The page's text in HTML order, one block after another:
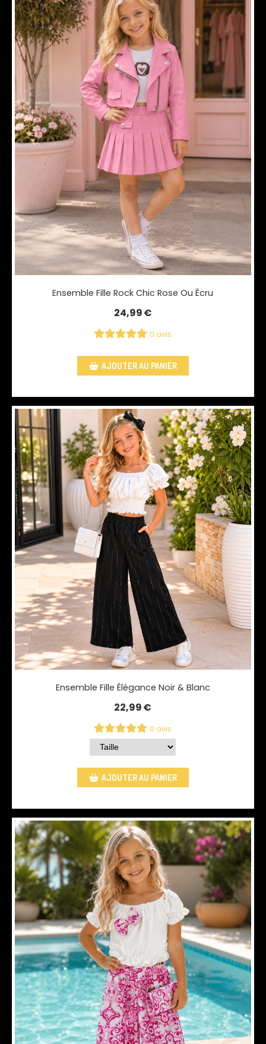
Ensemble Fille Rock Chic Rose Ou Écru
24,99€
0 avis
AJOUTER AU PANIER
Ensemble Fille Élégance Noir & Blanc
22,99€
0 avis
AJOUTER AU PANIER